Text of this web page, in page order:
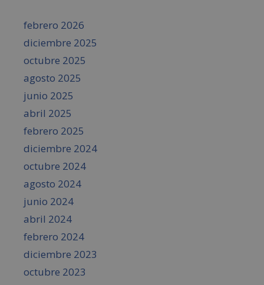
febrero 2026
diciembre 2025
octubre 2025
agosto 2025
junio 2025
abril 2025
febrero 2025
diciembre 2024
octubre 2024
agosto 2024
junio 2024
abril 2024
febrero 2024
diciembre 2023
octubre 2023